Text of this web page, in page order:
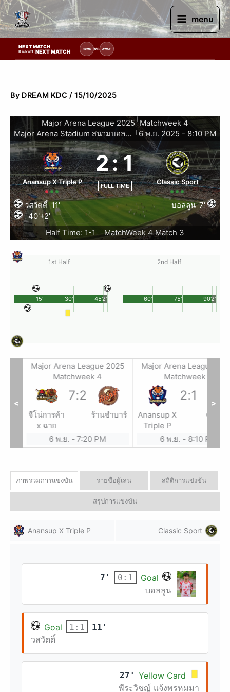
Skip
to
content
menu
NEXT MATCH
Kickoff :NEXT MATCH HOME VS AWAY
ยการแข่งขัน | รอระบุวันแข่งขัน | รอข้อมูลทีมแข่งขัน
By DREAM KDC / 15/10/2025
Major Arena League 2025 Matchweek 4
Major Arena Stadium สนามบอลหญ้าเทียมในร่มขอนแก่น
6 พ.ย. 2025 - 8:10 PM
Anansup X Triple P
2:1
FULL TIME
Classic Sport
วสวัตติ์ 11'
40'+2'
บอลลูน 7'
Half Time: 1-1 MatchWeek 4 Match 3
1st Half
45'
15' 30' 2'
2nd Half
90'
60' 75' 2'
Major Arena League 2025
Matchweek 4
จีโน่การค้า
x ฉาย
7:2
ร้านชำบาร์
6 พ.ย. - 7:20 PM
Major Arena League
Matchweek 4
Anansup X
Triple P
2:1
6 พ.ย. - 8:10 PM
< >
ภาพรวมการแข่งขัน รายชื่อผู้เล่น สถิติการแข่งขัน
สรุปการแข่งขัน
Anansup X Triple P Classic Sport
7' 0:1
Goal
บอลลูน
Goal 1:1 11'
วสวัตติ์
27' Yellow Card
พีระวิชญ์ แจ้งพรหมมา